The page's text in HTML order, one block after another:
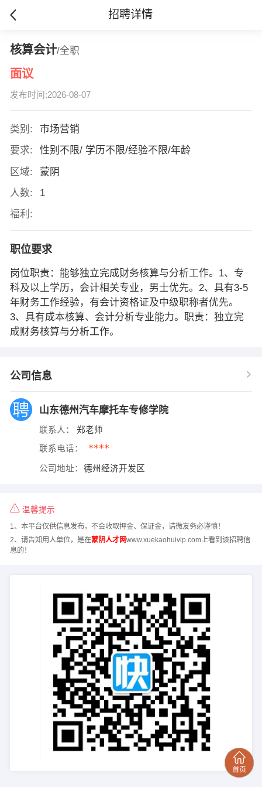
招聘详情
核算会计/全职
面议
发布时间:2026-08-07
类别:
市场营销
要求:
性别不限/ 学历不限/经验不限/年龄
区域:
蒙阴
人数:
1
福利:
职位要求
岗位职责：能够独立完成财务核算与分析工作。1、专
科及以上学历，会计相关专业，男士优先。2、具有3-5
年财务工作经验，有会计资格证及中级职称者优先。
3、具有成本核算、会计分析专业能力。职责：独立完
成财务核算与分析工作。
公司信息
山东德州汽车摩托车专修学院
联系人： 郑老师
联系电话： ****
公司地址： 德州经济开发区
温馨提示
1、本平台仅供信息发布，不会收取押金、保证金，请微友务必谨慎！
2、请告知用人单位，是在蒙阴人才网www.xuekaohuivip.com上看到该招聘信
息的！